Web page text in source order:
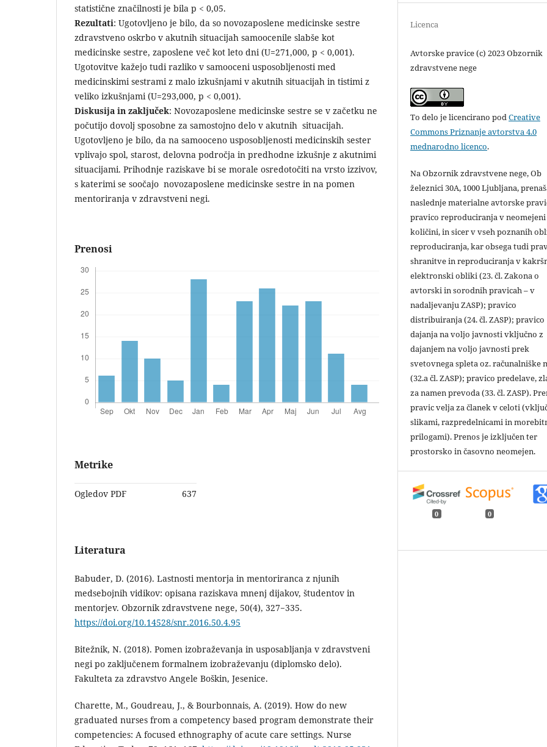
statistične značilnosti je bila p < 0,05.
Rezultati: Ugotovljeno je bilo, da so novozaposlene medicinske sestre
zdravstveno oskrbo v akutnih situacijah samoocenile slabše kot
medicinske sestre, zaposlene več kot leto dni (U=271,000, p < 0,001).
Ugotovitve kažejo tudi razliko v samooceni usposobljenosti med
medicinskimi sestrami z malo izkušnjami v akutnih situacijah in tistimi z
veliko izkušnjami (U=293,000, p < 0,001).
Diskusija in zaključek: Novozaposlene medicinske sestre se v začetku ne
počutijo dovolj sposobne za samostojno delo v akutnih situacijah.
Ugotovljeno je bilo, da na samooceno usposobljenosti medicinskih sester
vplivajo spol, starost, delovna področja in predhodne izkušnje z akutnimi
situacijami. Prihodnje raziskave bi se morale osredotočiti na vrsto izzivov,
s katerimi se soočajo novozaposlene medicinske sestre in na pomen
mentoriranja v zdravstveni negi.
Prenosi
Metrike
Ogledov PDF 637
Literatura
Babuder, D. (2016). Lastnosti mentorja in mentoriranca z njunih
medsebojnih vidikov: opisana raziskava mnenj dijakov, študentov in
mentorjev. Obzornik zdravstvene nege, 50(4), 327−335.
https://doi.org/10.14528/snr.2016.50.4.95
Bitežnik, N. (2018). Pomen izobraževanja in usposabljanja v zdravstveni
negi po zaključenem formalnem izobraževanju (diplomsko delo).
Fakulteta za zdravstvo Angele Boškin, Jesenice.
Charette, M., Goudreau, J., & Bourbonnais, A. (2019). How do new
graduated nurses from a competency based program demonstrate their
competencies: A focused ethnography of acute care settings. Nurse
Licenca
Avtorske pravice (c) 2023 Obzornik
zdravstvene nege
To delo je licencirano podCreative
Commons Priznanje avtorstva 4.0
mednarodno licenco.
Na Obzornik zdravstvene nege, Ob
železnici 30A, 1000 Ljubljana,
naslednje materialne avtorske
pravico reproduciranja v neomejeni
količini, in sicer v vseh poznanih
reproduciranja, kar obsega tudi
shranitve in reproduciranja v
elektronski obliki (23. čl. Zakona o
avtorski in sorodnih pravicah – v
nadaljevanju ZASP); pravico
distribuiranja (24. čl. ZASP); pravico
dajanja na voljo javnosti vključno z
dajanjem na voljo javnosti prek
svetovnega spleta oz. računalniške
(32.a čl. ZASP); pravico predelave,
za namen prevoda (33. čl. ZASP).
pravic velja za članek v celoti
slikami, razpredelnicami in
prilogami). Prenos je izključen ter
prostorsko in časovno neomejen.
0 0